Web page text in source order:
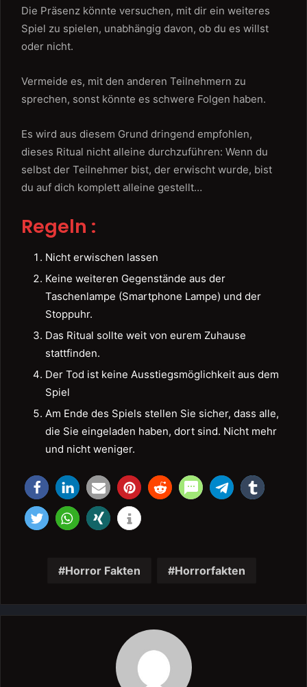
Die Präsenz könnte versuchen, mit dir ein weiteres
Spiel zu spielen, unabhängig davon, ob du es willst
oder nicht.
Vermeide es, mit den anderen Teilnehmern zu
sprechen, sonst könnte es schwere Folgen haben.
Es wird aus diesem Grund dringend empfohlen,
dieses Ritual nicht alleine durchzuführen: Wenn du
selbst der Teilnehmer bist, der erwischt wurde, bist
du auf dich komplett alleine gestellt…
Regeln :
Nicht erwischen lassen
Keine weiteren Gegenstände aus der
Taschenlampe (Smartphone Lampe) und der
Stoppuhr.
Das Ritual sollte weit von eurem Zuhause
stattfinden.
Der Tod ist keine Ausstiegsmöglichkeit aus dem
Spiel
Am Ende des Spiels stellen Sie sicher, dass alle,
die Sie eingeladen haben, dort sind. Nicht mehr
und nicht weniger.
Horror Fakten Horrorfakten